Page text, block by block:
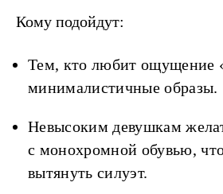
Кому подойдут:
Тем, кто любит ощущение
минималистичные образы.
Невысоким девушкам
с монохромной обувью,
вытянуть силуэт.